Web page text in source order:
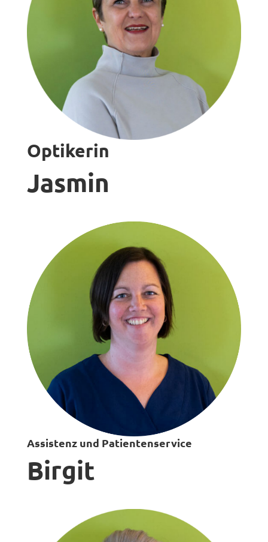
Optikerin
Jasmin
Assistenz und Patientenservice
Birgit